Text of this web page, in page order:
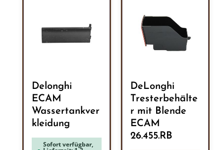
Delonghi
ECAM
Wassertankver
kleidung
Sofort verfügbar,
DeLonghi
Tresterbehälte
r mit Blende
ECAM
26.455.RB